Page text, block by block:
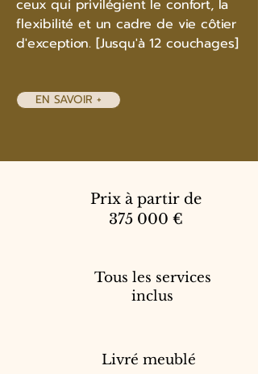
ceux qui privilégient le confort, la
flexibilité et un cadre de vie côtier
d'exception. [Jusqu'à 12 couchages]
EN SAVOIR +
Prix à partir de
375 000 €
Tous les services
inclus
Livré meublé